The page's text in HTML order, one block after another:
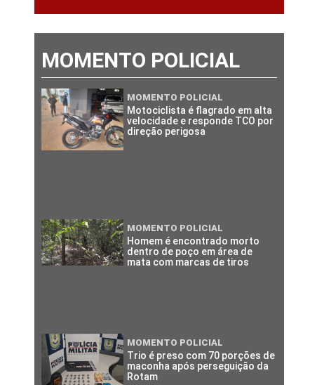
MOMENTO POLICIAL
MOMENTO POLICIAL
Motociclista é flagrado em alta
velocidade e responde TCO por
direção perigosa
MOMENTO POLICIAL
Homem é encontrado morto
dentro de poço em área de
mata com marcas de tiros
MOMENTO POLICIAL
Trio é preso com 70 porções de
maconha após perseguição da
Rotam